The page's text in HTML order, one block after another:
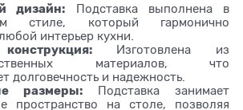
дизайн: Подставка выполнена в
стиле, который гармонично
интерьер кухни.
Изготовлена из
материалов, что
долговечность и надежность.
размеры: Подставка занимает
пространство на столе, позволяя